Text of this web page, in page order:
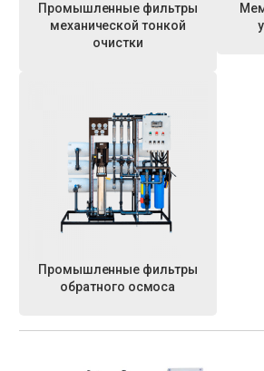
Промышленные фильтры
механической тонкой
очистки
Промышленные фильтры
обратного осмоса